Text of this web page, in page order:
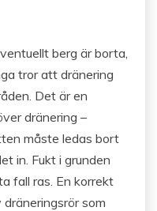
berg är borta,
tror att dränering
Det är en
dränering –
måste ledas bort
in. Fukt i grunden
fall ras. En korrekt
som